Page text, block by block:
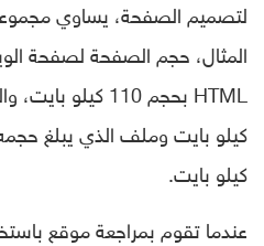
لتصميم الصفحة، يساوي
المثال، حجم الصفحة لصفحة
كيلو بايت.
عندما تقوم بمراجعة موقع